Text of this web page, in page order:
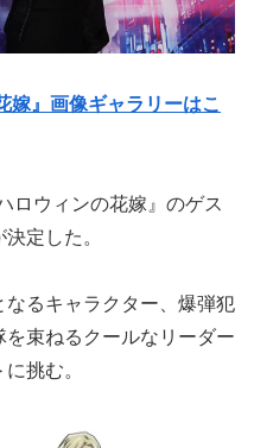
嫁』画像ギャラリーはこ
ロウィンの花嫁』のゲス
定した。
るキャラクター、爆弾犯
束ねるクールなリーダー
挑む。